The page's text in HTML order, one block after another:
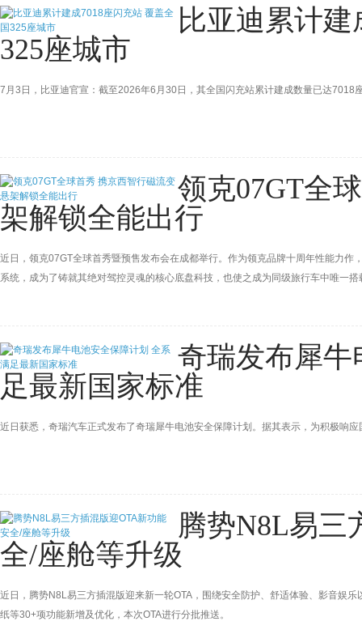
比亚迪累计
325座城市
7月3日，比亚迪官宣：截至2026年6月30日，其全国闪充站累计建成数量已达
领克07GT全
架解锁全能出行
近日，领克07GT全球首秀暨预售发布会在成都举行。作为领克品牌十周年性能力
系统，成为了铸就其绝对驾控灵魂的核心底盘科技，也使之成为同级旅行车中唯一
奇瑞发布犀
足最新国家标准
近日获悉，奇瑞汽车正式发布了奇瑞犀牛电池安全保障计划。据其表示，为积极响
腾势N8L易三
全/座舱等升级
近日，腾势N8L易三方插混版迎来新一轮OTA，围绕安全防护、舒适体验、影音娱
纸等30+项功能新增及优化，本次OTA进行分批推送。